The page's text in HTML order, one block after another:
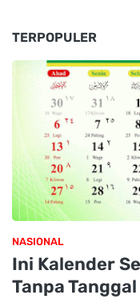
TERPOPULER
NASIONAL
Ini Kalender
Tanpa